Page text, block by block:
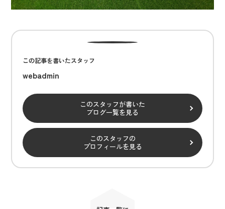
この記事を書いたスタッフ
webadmin
このスタッフが書いた
ブログ一覧を見る
このスタッフの
プロフィールを見る